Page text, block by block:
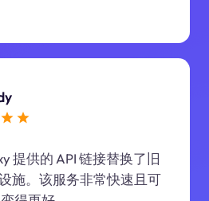
提供的 API 链接替换了旧
施。该服务非常快速且可